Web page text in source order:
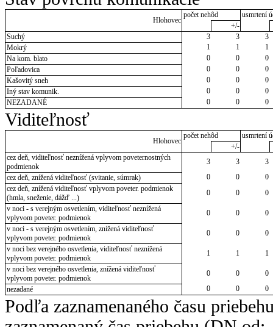
Hlohovec
počet nehôd
usmrtení
+/-
Suchý
3 3
3
Mokrý
1 1
1
Na kom. blato
0 0
0
Poľadovica
0 0
0
Kašovitý sneh
0 0
0
Iný stav komunik.
0 0
0
NEZADANÉ
0 0 0
Viditeľnosť
Hlohovec
počet nehôd
usmrtení
+/-
cez deň, viditeľnosť neznížená vplyvom poveternostných
podmienok
3 3
3
cez deň, znížená viditeľnosť (svitanie, súmrak)
0 0
0
cez deň, znížená viditeľnosť vplyvom poveter. podmienok
(hmla, sneženie, dážď ...)
0 0
0
v noci - s verejným osvetlením, viditeľnosť neznížená
vplyvom poveter. podmienok
0 0
0
v noci - s verejným osvetlením, znížená viditeľnosť
vplyvom poveter. podmienok
0 0
0
v noci bez verejného osvetlenia, viditeľnosť neznížená
vplyvom poveter. podmienok
1 1
1
v noci bez verejného osvetlenia, znížená viditeľnosť
vplyvom poveter. podmienok
0 0
0
nezadané
0 0 0
Podľa zaznamenaného času